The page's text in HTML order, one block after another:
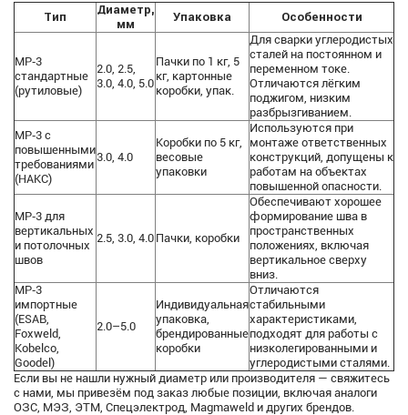
Тип
Диаметр,
мм
Упаковка Особенности
МР‑3
стандартные
(рутиловые)
2.0, 2.5,
3.0, 4.0, 5.0
Пачки по 1 кг, 5
кг, картонные
коробки, упак.
Для сварки углеродистых
сталей на постоянном и
переменном токе.
Отличаются лёгким
поджигом, низким
разбрызгиванием.
МР‑3 с
повышенными
требованиями
(НАКС)
3.0, 4.0
Коробки по 5 кг,
весовые
упаковки
Используются при
монтаже ответственных
конструкций, допущены к
работам на объектах
повышенной опасности.
МР‑3 для
вертикальных
и потолочных
швов
2.5, 3.0, 4.0 Пачки, коробки
Обеспечивают хорошее
формирование шва в
пространственных
положениях, включая
вертикальное сверху
вниз.
МР‑3
импортные
(ESAB,
Foxweld,
Kobelco,
Goodel)
2.0–5.0
Индивидуальная
упаковка,
брендированные
коробки
Отличаются
стабильными
характеристиками,
подходят для работы с
низколегированными и
углеродистыми сталями.
Если вы не нашли нужный диаметр или производителя — свяжитесь
с нами, мы привезём под заказ любые позиции, включая аналоги
ОЗС, МЭЗ, ЭТМ, Спецэлектрод, Magmaweld и других брендов.